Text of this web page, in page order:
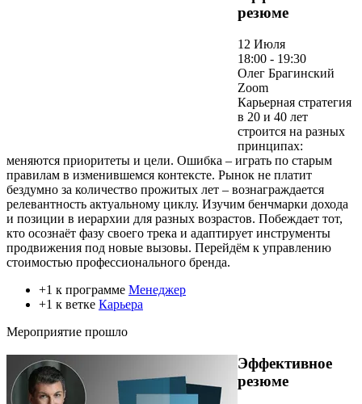
резюме
12 Июля
18:00 - 19:30
Олег Брагинский
Zoom
Карьерная стратегия
в 20 и 40 лет
строится на разных
принципах:
меняются приоритеты и цели. Ошибка – играть по старым
правилам в изменившемся контексте. Рынок не платит
бездумно за количество прожитых лет – вознаграждается
релевантность актуальному циклу. Изучим бенчмарки дохода
и позиции в иерархии для разных возрастов. Побеждает тот,
кто осознаёт фазу своего трека и адаптирует инструменты
продвижения под новые вызовы. Перейдём к управлению
стоимостью профессионального бренда.
+1 к программе Менеджер
+1 к ветке Карьера
Мероприятие прошло
Эффективное
резюме